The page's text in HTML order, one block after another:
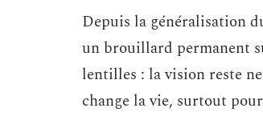
Depuis la généralisation
un brouillard permanent
lentilles : la vision reste
change la vie, surtout